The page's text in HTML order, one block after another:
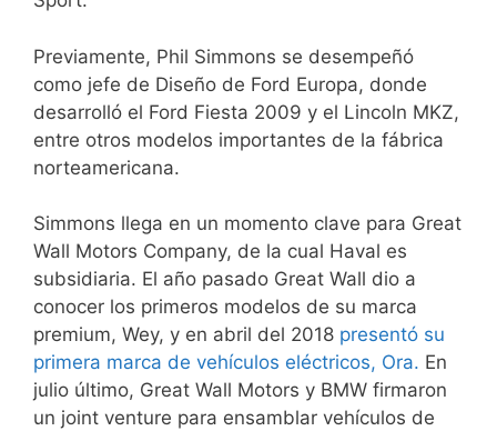
Previamente, Phil Simmons se desempeñó
como jefe de Diseño de Ford Europa, donde
desarrolló el Ford Fiesta 2009 y el Lincoln MKZ,
entre otros modelos importantes de la fábrica
norteamericana.
Simmons llega en un momento clave para Great
Wall Motors Company, de la cual Haval es
subsidiaria. El año pasado Great Wall dio a
conocer los primeros modelos de su marca
premium, Wey, y en abril del 2018 presentó su
primera marca de vehículos eléctricos, Ora. En
julio último, Great Wall Motors y BMW firmaron
un joint venture para ensamblar vehículos de